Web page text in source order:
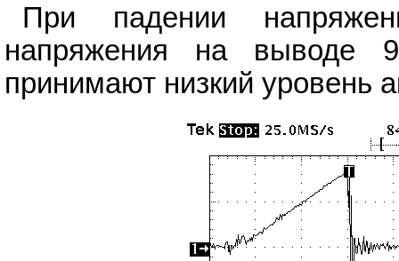
При падении
напряжения на выводе
принимают низкий уровень